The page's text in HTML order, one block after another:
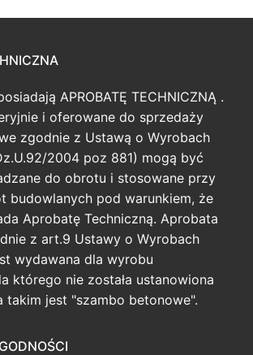
APROBATĘ TECHNICZNĄ .
i oferowane do sprzedaży
zgodnie z Ustawą o Wyrobach
2004 poz 881) mogą być
do obrotu i stosowane przy
budowlanych pod warunkiem, że
Aprobatę Techniczną. Aprobata
z art.9 Ustawy o Wyrobach
wydawana dla wyrobu
którego nie została ustanowiona
takim jest "szambo betonowe".